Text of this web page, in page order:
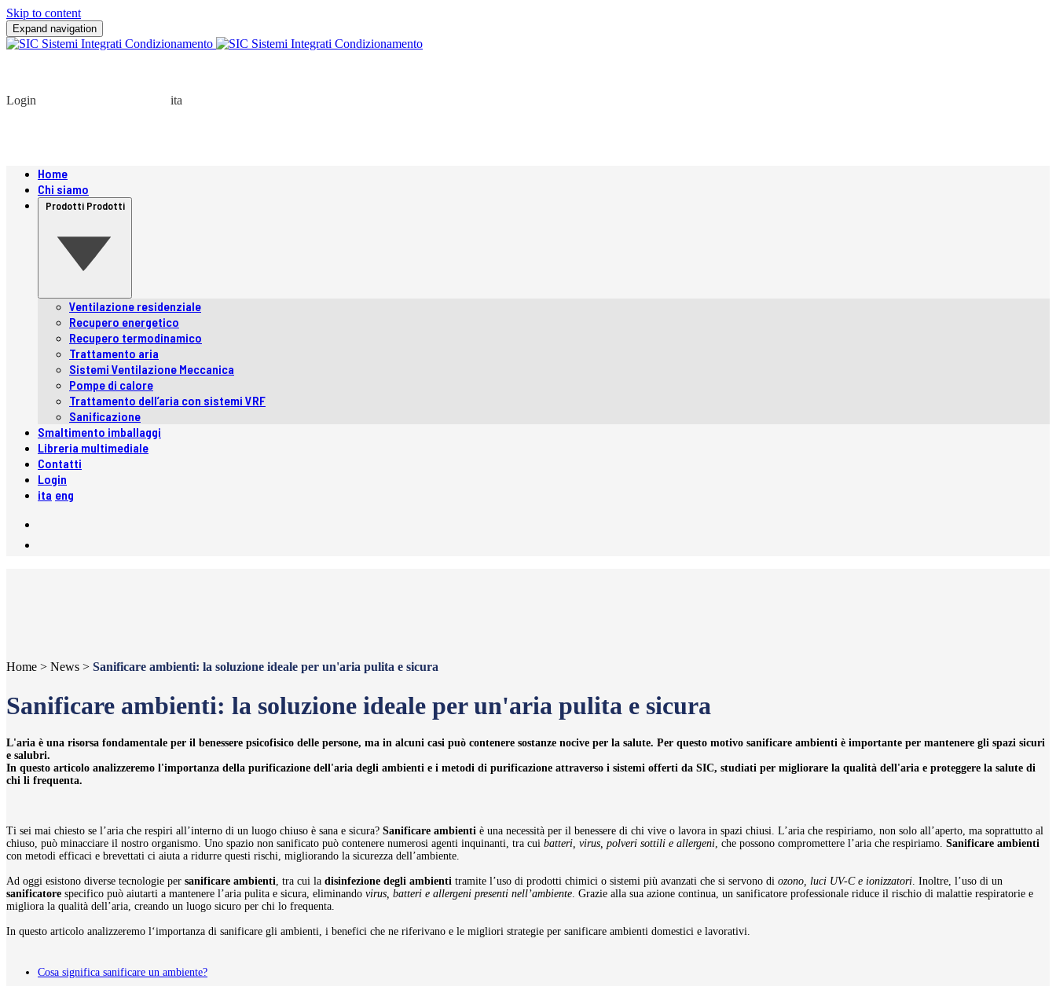
Skip to content
Expand navigation
Login ita
Home
Chi siamo
Prodotti Prodotti
Ventilazione residenziale
Recupero energetico
Recupero termodinamico
Trattamento aria
Sistemi Ventilazione Meccanica
Pompe di calore
Trattamento dell’aria con sistemi VRF
Sanificazione
Smaltimento imballaggi
Libreria multimediale
Contatti
Login
ita eng
Home > News > Sanificare ambienti: la soluzione ideale per un'aria pulita e sicura
Sanificare ambienti: la soluzione ideale per un'aria pulita e sicura
L'aria è una risorsa fondamentale per il benessere psicofisico delle persone, ma in alcuni casi può contenere sostanze nocive per la salute. Per questo motivo sanificare ambienti è importante per mantenere gli spazi sicuri
e salubri.
In questo articolo analizzeremo l'importanza della purificazione dell'aria degli ambienti e i metodi di purificazione attraverso i sistemi offerti da SIC, studiati per migliorare la qualità dell'aria e proteggere la salute di
chi li frequenta.
Ti sei mai chiesto se l’aria che respiri all’interno di un luogo chiuso è sana e sicura? Sanificare ambienti è una necessità per il benessere di chi vive o lavora in spazi chiusi. L’aria che respiriamo, non solo all’aperto, ma soprattutto al
chiuso, può minacciare il nostro organismo. Uno spazio non sanificato può contenere numerosi agenti inquinanti, tra cui batteri, virus, polveri sottili e allergeni, che possono compromettere l’aria che respiriamo. Sanificare ambienti
con metodi efficaci e brevettati ci aiuta a ridurre questi rischi, migliorando la sicurezza dell’ambiente.
Ad oggi esistono diverse tecnologie per sanificare ambienti, tra cui la disinfezione degli ambienti tramite l’uso di prodotti chimici o sistemi più avanzati che si servono di ozono, luci UV-C e ionizzatori. Inoltre, l’uso di un
sanificatore specifico può aiutarti a mantenere l’aria pulita e sicura, eliminando virus, batteri e allergeni presenti nell’ambiente. Grazie alla sua azione continua, un sanificatore professionale riduce il rischio di malattie respiratorie e
migliora la qualità dell’aria, creando un luogo sicuro per chi lo frequenta.
In questo articolo analizzeremo l‘importanza di sanificare gli ambienti, i benefici che ne riferivano e le migliori strategie per sanificare ambienti domestici e lavorativi.
Cosa significa sanificare un ambiente?